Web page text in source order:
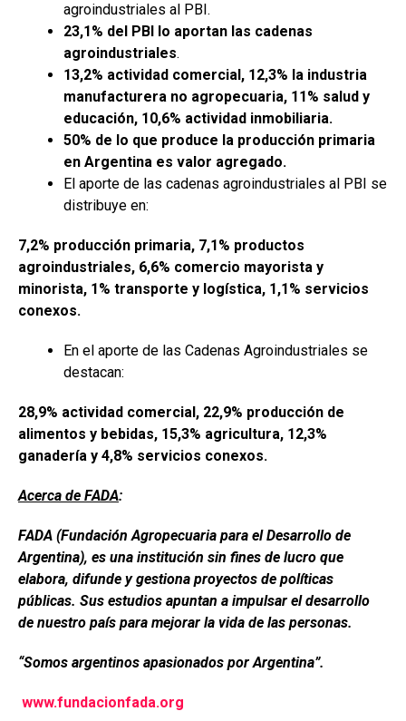
agroindustriales al PBI.
23,1% del PBI lo aportan las cadenas
agroindustriales.
13,2% actividad comercial, 12,3% la industria
manufacturera no agropecuaria, 11% salud y
educación, 10,6% actividad inmobiliaria.
50% de lo que produce la producción primaria
en Argentina es valor agregado.
El aporte de las cadenas agroindustriales al PBI se
distribuye en:
7,2% producción primaria, 7,1% productos
agroindustriales, 6,6% comercio mayorista y
minorista, 1% transporte y logística, 1,1% servicios
conexos.
En el aporte de las Cadenas Agroindustriales se
destacan:
28,9% actividad comercial, 22,9% producción de
alimentos y bebidas, 15,3% agricultura, 12,3%
ganadería y 4,8% servicios conexos.
Acerca de FADA:
FADA (Fundación Agropecuaria para el Desarrollo de
Argentina), es una institución sin fines de lucro que
elabora, difunde y gestiona proyectos de políticas
públicas. Sus estudios apuntan a impulsar el desarrollo
de nuestro país para mejorar la vida de las personas.
“Somos argentinos apasionados por Argentina”.
www.fundacionfada.org